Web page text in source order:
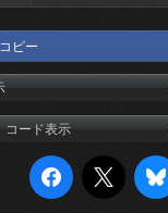
ピー
コード表示